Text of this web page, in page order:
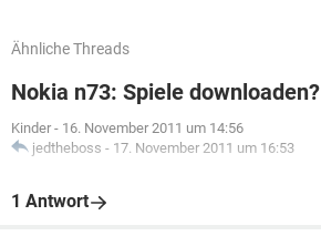
Ähnliche Threads
Nokia n73: Spiele downloaden?
Kinder - 16. November 2011 um 14:56
jedtheboss - 17. November 2011 um 16:53
1 Antwort